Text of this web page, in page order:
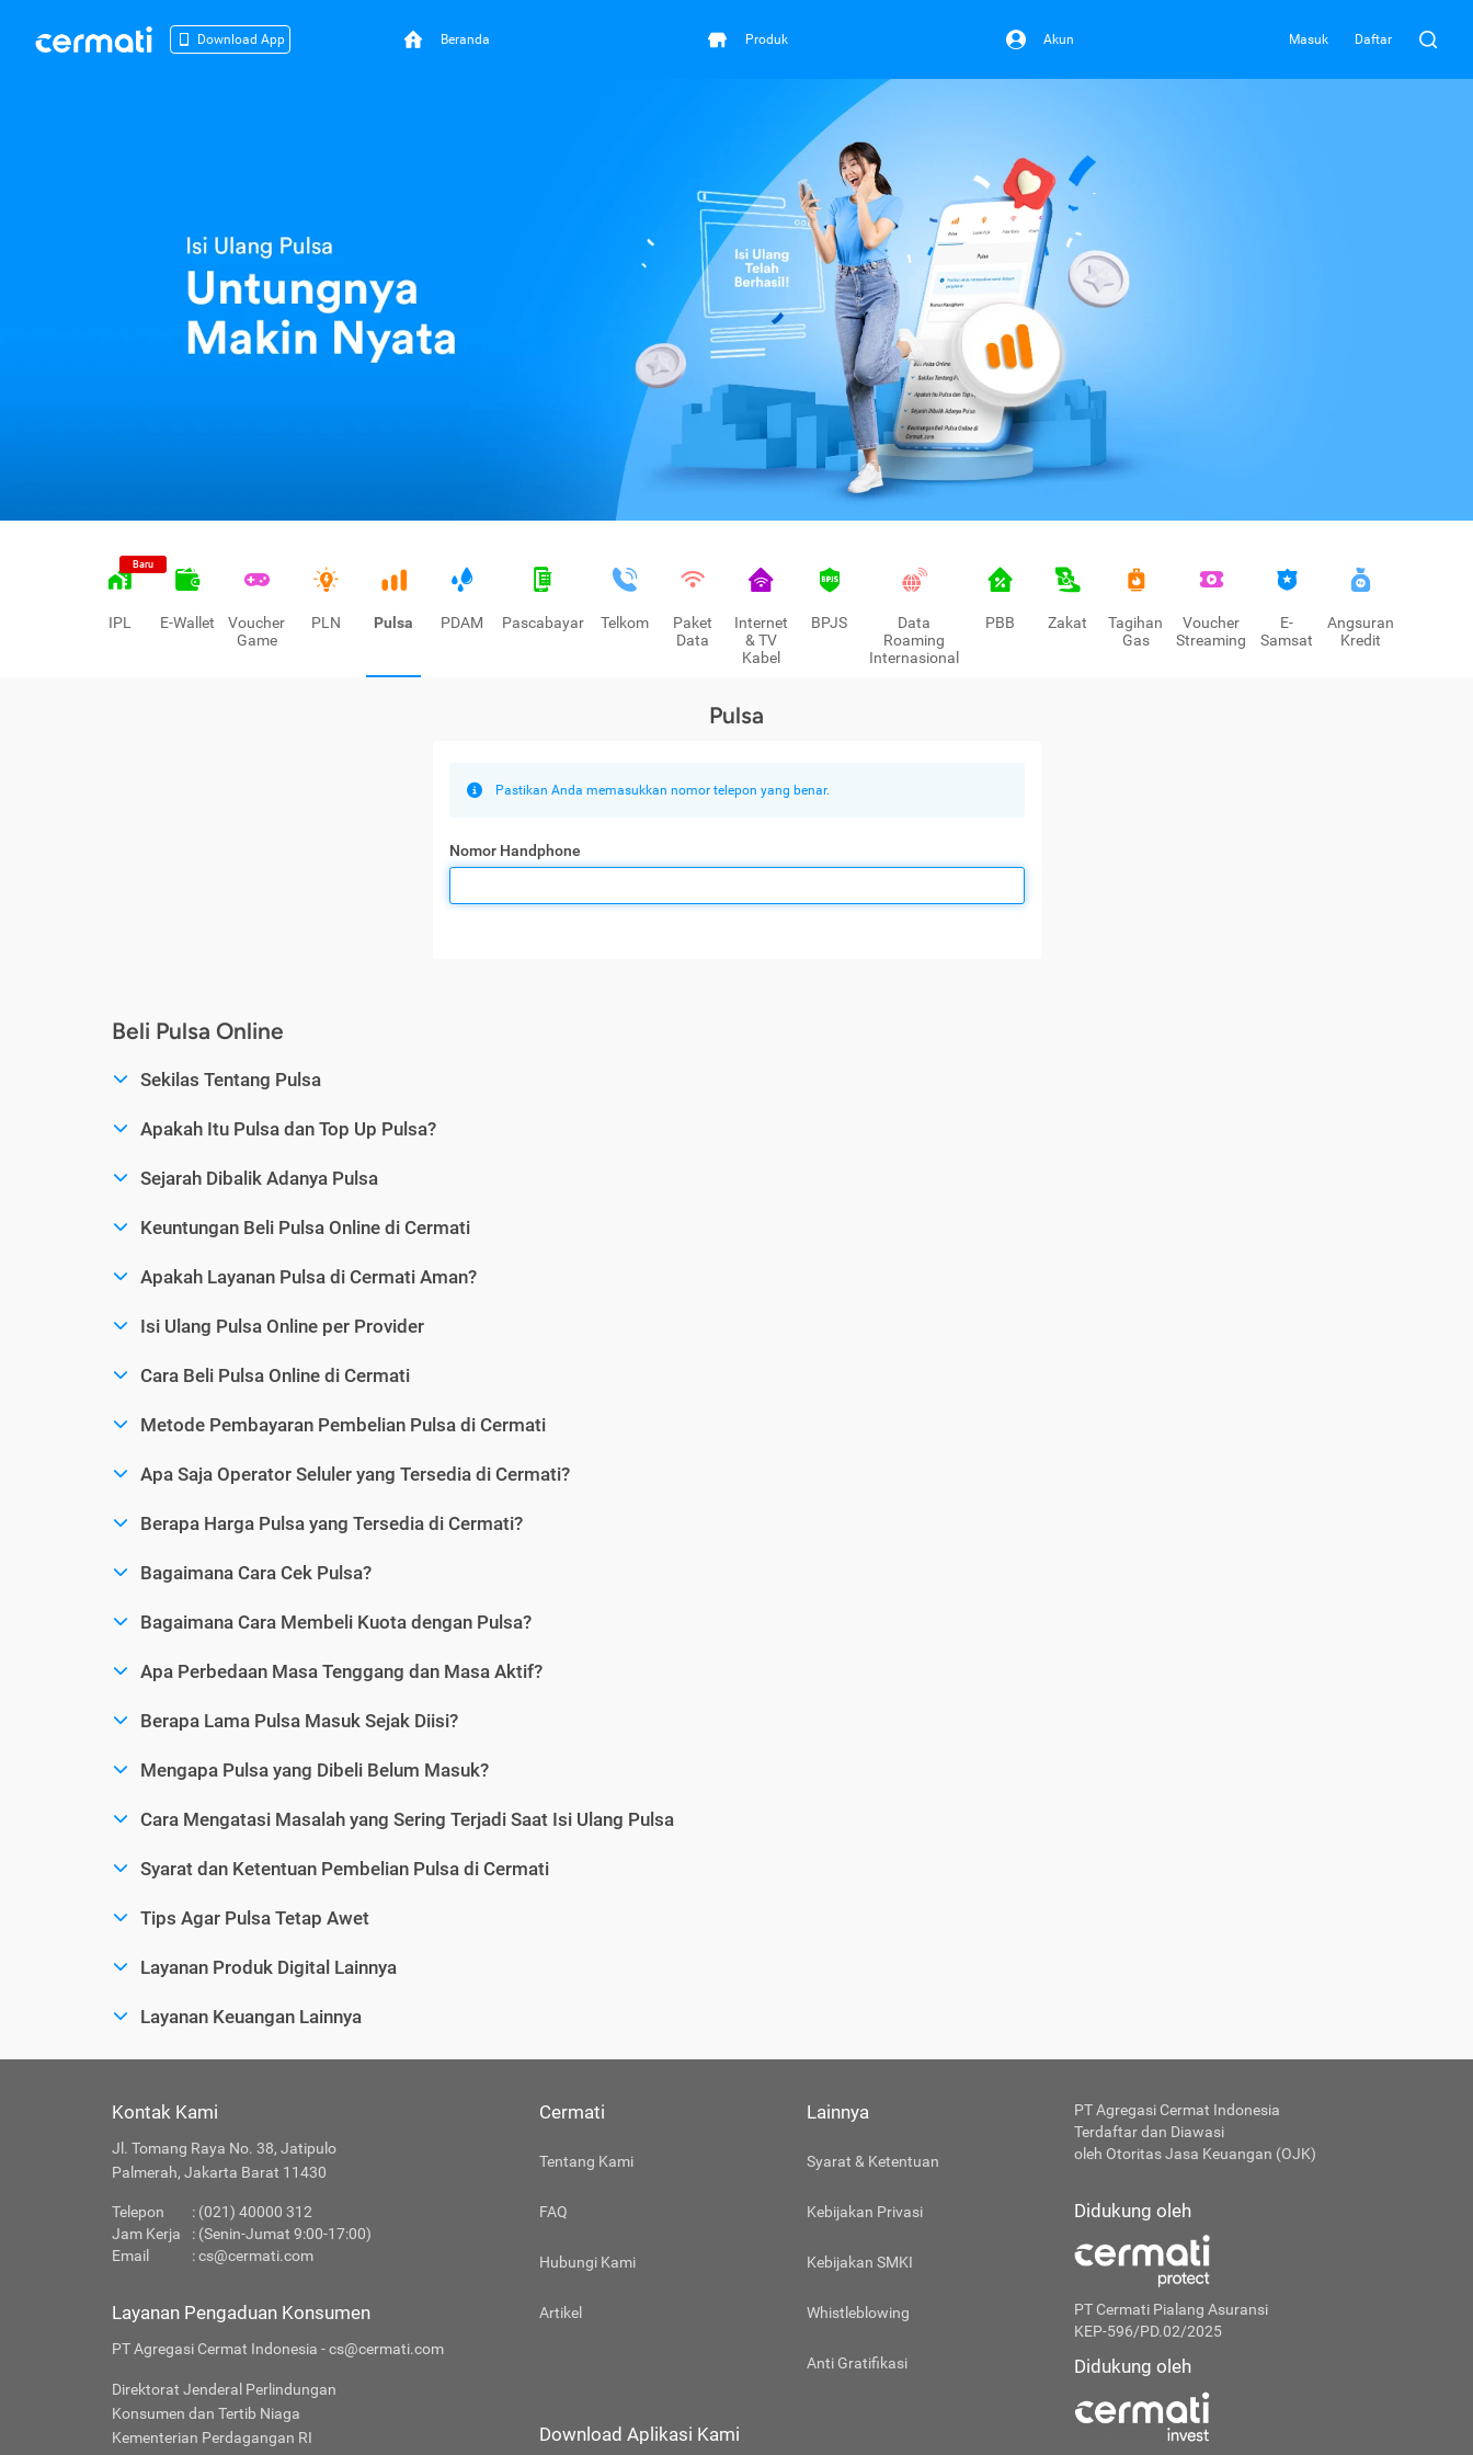
Download App Beranda Produk Akun Masuk Daftar
Baru
IPL E-Wallet
Voucher
Game
PLN Pulsa PDAM Pascabayar Telkom
Paket
Data
Internet
& TV
Kabel
BPJS
Data
Roaming
Internasional
PBB Zakat
Tagihan
Gas
Voucher
Streaming
E-
Samsat
Angsuran
Kredit
Pulsa
Pastikan Anda memasukkan nomor telepon yang benar.
Nomor Handphone
Beli Pulsa Online
Sekilas Tentang Pulsa
Apakah Itu Pulsa dan Top Up Pulsa?
Sejarah Dibalik Adanya Pulsa
Keuntungan Beli Pulsa Online di Cermati
Apakah Layanan Pulsa di Cermati Aman?
Isi Ulang Pulsa Online per Provider
Cara Beli Pulsa Online di Cermati
Metode Pembayaran Pembelian Pulsa di Cermati
Apa Saja Operator Seluler yang Tersedia di Cermati?
Berapa Harga Pulsa yang Tersedia di Cermati?
Bagaimana Cara Cek Pulsa?
Bagaimana Cara Membeli Kuota dengan Pulsa?
Apa Perbedaan Masa Tenggang dan Masa Aktif?
Berapa Lama Pulsa Masuk Sejak Diisi?
Mengapa Pulsa yang Dibeli Belum Masuk?
Cara Mengatasi Masalah yang Sering Terjadi Saat Isi Ulang Pulsa
Syarat dan Ketentuan Pembelian Pulsa di Cermati
Tips Agar Pulsa Tetap Awet
Layanan Produk Digital Lainnya
Layanan Keuangan Lainnya
Kontak Kami
Jl. Tomang Raya No. 38, Jatipulo
Palmerah, Jakarta Barat 11430
Telepon
: (021) 40000 312
Jam Kerja
: (Senin-Jumat 9:00-17:00)
Email
:cs@cermati.com
Layanan Pengaduan Konsumen
PT Agregasi Cermat Indonesia - cs@cermati.com
Direktorat Jenderal Perlindungan
Konsumen dan Tertib Niaga
Kementerian Perdagangan RI
Cermati
Tentang Kami
FAQ
Hubungi Kami
Artikel
Lainnya
Syarat & Ketentuan
Kebijakan Privasi
Kebijakan SMKI
Whistleblowing
Anti Gratifikasi
Download Aplikasi Kami
PT Agregasi Cermat Indonesia
Terdaftar dan Diawasi
oleh Otoritas Jasa Keuangan (OJK)
Didukung oleh
PT Cermati Pialang Asuransi
KEP-596/PD.02/2025
Didukung oleh